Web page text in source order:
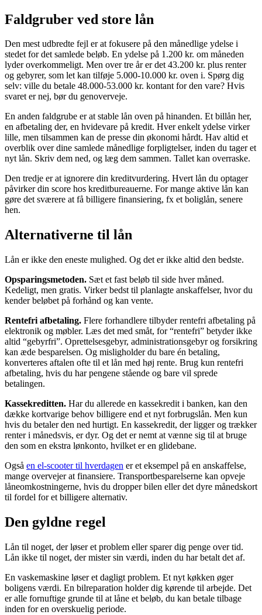
Faldgruber ved store lån
Den mest udbredte fejl er at fokusere på den månedlige ydelse i
stedet for det samlede beløb. En ydelse på 1.200 kr. om måneden
lyder overkommeligt. Men over tre år er det 43.200 kr. plus renter
og gebyrer, som let kan tilføje 5.000-10.000 kr. oven i. Spørg dig
selv: ville du betale 48.000-53.000 kr. kontant for den vare? Hvis
svaret er nej, bør du genoverveje.
En anden faldgrube er at stable lån oven på hinanden. Et billån her,
en afbetaling der, en hvidevare på kredit. Hver enkelt ydelse virker
lille, men tilsammen kan de presse din økonomi hårdt. Hav altid et
overblik over dine samlede månedlige forpligtelser, inden du tager et
nyt lån. Skriv dem ned, og læg dem sammen. Tallet kan overraske.
Den tredje er at ignorere din kreditvurdering. Hvert lån du optager
påvirker din score hos kreditbureauerne. For mange aktive lån kan
gøre det sværere at få billigere finansiering, fx et boliglån, senere
hen.
Alternativerne til lån
Lån er ikke den eneste mulighed. Og det er ikke altid den bedste.
Opsparingsmetoden. Sæt et fast beløb til side hver måned.
Kedeligt, men gratis. Virker bedst til planlagte anskaffelser, hvor du
kender beløbet på forhånd og kan vente.
Rentefri afbetaling. Flere forhandlere tilbyder rentefri afbetaling på
elektronik og møbler. Læs det med småt, for “rentefri” betyder ikke
altid “gebyrfri”. Oprettelsesgebyr, administrationsgebyr og forsikring
kan æde besparelsen. Og misligholder du bare én betaling,
konverteres aftalen ofte til et lån med høj rente. Brug kun rentefri
afbetaling, hvis du har pengene stående og bare vil sprede
betalingen.
Kassekreditten. Har du allerede en kassekredit i banken, kan den
dække kortvarige behov billigere end et nyt forbrugslån. Men kun
hvis du betaler den ned hurtigt. En kassekredit, der ligger og trækker
renter i månedsvis, er dyr. Og det er nemt at vænne sig til at bruge
den som en ekstra lønkonto, hvilket er en glidebane.
Også en el-scooter til hverdagen er et eksempel på en anskaffelse,
mange overvejer at finansiere. Transportbesparelserne kan opveje
låneomkostningerne, hvis du dropper bilen eller det dyre månedskort
til fordel for et billigere alternativ.
Den gyldne regel
Lån til noget, der løser et problem eller sparer dig penge over tid.
Lån ikke til noget, der mister sin værdi, inden du har betalt det af.
En vaskemaskine løser et dagligt problem. Et nyt køkken øger
boligens værdi. En bilreparation holder dig kørende til arbejde. Det
er alle fornuftige grunde til at låne et beløb, du kan betale tilbage
inden for en overskuelig periode.